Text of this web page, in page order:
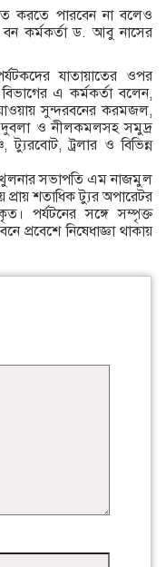
করতে পারবেন না বলেও
বন কর্মকর্তা ড. আবু নাসের
যাতায়াতের ওপর
এ কর্মকর্তা বলেন,
যাওয়ায় সুন্দরবনের করমজল,
দুবলা ও নীলকমলসহ সমুদ্র
ট্যুরবোট, ট্রলার ও বিভিন্ন
খুলনার সভাপতি এম নাজমুল
শতাধিক ট্যুর অপারেটর
পর্যটনের সঙ্গে সম্পৃক্ত
প্রবেশে নিষেধাজ্ঞা থাকায়